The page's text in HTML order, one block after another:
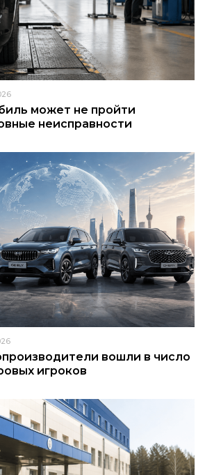
может не пройти
неисправности
вошли в число
игроков